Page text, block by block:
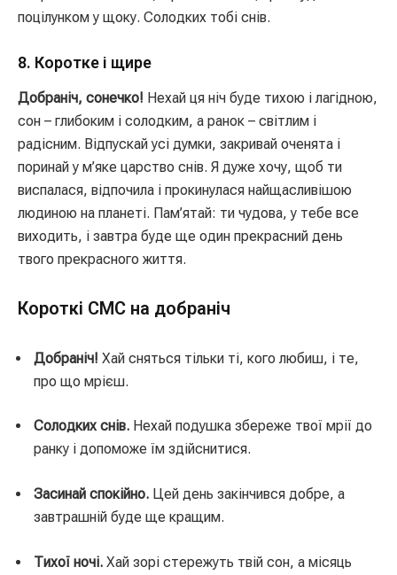
поцілунком у щоку. Солодких тобі снів.
8. Коротке і щире
Добраніч, сонечко! Нехай ця ніч буде тихою і лагідною,
сон – глибоким і солодким, а ранок – світлим і
радісним. Відпускай усі думки, закривай оченята і
поринай у м’яке царство снів. Я дуже хочу, щоб ти
виспалася, відпочила і прокинулася найщасливішою
людиною на планеті. Пам’ятай: ти чудова, у тебе все
виходить, і завтра буде ще один прекрасний день
твого прекрасного життя.
Короткі СМС на добраніч
Добраніч! Хай сняться тільки ті, кого любиш, і те,
про що мрієш.
Солодких снів. Нехай подушка збереже твої мрії до
ранку і допоможе їм здійснитися.
Засинай спокійно. Цей день закінчився добре, а
завтрашній буде ще кращим.
Тихої ночі. Хай зорі стережуть твій сон, а місяць